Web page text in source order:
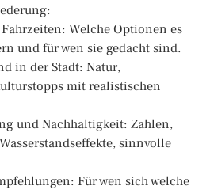
Welche Optionen es
und für wen sie gedacht sind.
in der Stadt: Natur,
mit realistischen
und Nachhaltigkeit: Zahlen,
sinnvolle
Für wen sich welche